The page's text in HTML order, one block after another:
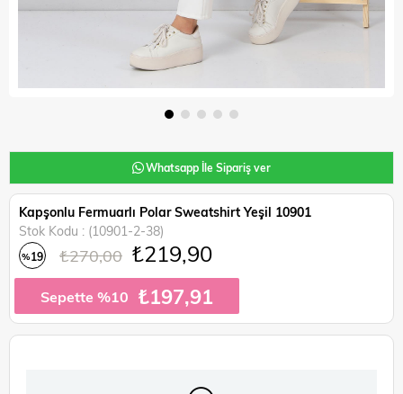
Whatsapp İle Sipariş ver
Kapşonlu Fermuarlı Polar Sweatshirt Yeşil 10901
Stok Kodu
(10901-2-38)
%19 ₺270,00 ₺219,90
Sepette %10 ₺197,91